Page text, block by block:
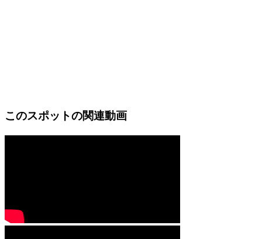
このスポットの関連動画